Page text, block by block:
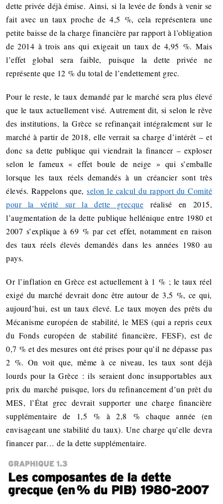
dette privée déjà émise. Ainsi, si la levée de fonds à venir se
fait avec un taux proche de 4,5 %, cela représentera une
petite baisse de la charge financière par rapport à l’obligation
de 2014 à trois ans qui exigeait un taux de 4,95 %. Mais
l’effet global sera faible, puisque la dette privée ne
représente que 12 % du total de l’endettement grec.
Pour le reste, le taux demandé par le marché sera plus élevé
que le taux actuellement visé. Autrement dit, si selon le rêve
des institutions, la Grèce se refinançait intégralement sur le
marché à partir de 2018, elle verrait sa charge d’intérêt – et
donc sa dette publique qui viendrait la financer – exploser
selon le fameux « effet boule de neige » qui s’emballe
lorsque les taux réels demandés à un créancier sont très
élevés. Rappelons que,selon le calcul du rapport du Comité
pour la vérité sur la dette grecque réalisé en 2015,
l’augmentation de la dette publique hellénique entre 1980 et
2007 s’explique à 69 % par cet effet, notamment en raison
des taux réels élevés demandés dans les années 1980 au
pays.
Or l’inflation en Grèce est actuellement à 1 % ; le taux réel
exigé du marché devrait donc être autour de 3,5 %, ce qui,
aujourd’hui, est un taux élevé. Le taux moyen des prêts du
Mécanisme européen de stabilité, le MES (qui a repris ceux
du Fonds européen de stabilité financière, FESF), est de
0,7 % et des mesures ont été prises pour qu’il ne dépasse pas
2 %. On voit que, même à ce niveau, les taux sont déjà
lourds pour la Grèce : ils seraient donc insupportables aux
prix du marché puisque, lors du refinancement d’un prêt du
MES, l’État grec devrait supporter une charge financière
supplémentaire de 1,5 % à 2,8 % chaque année (en
envisageant une stabilité du taux). Une charge qu’elle devra
financer par… de la dette supplémentaire.